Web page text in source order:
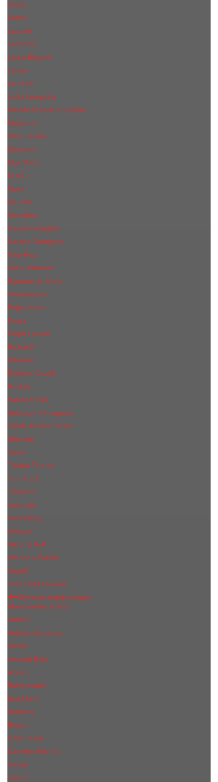
КиLian
Kenzo
Lacoste
Lancome
Laura Biagiotti
Lanvin
Lе Lab0
Lolita Lempicka
Maison Francis Kurkdjian
Madonna
Marc Jacobs
Mancera
Max Mara
M.А.C.
Mexx
Miu Miu
Mоsсhino
Naomi Campbell
Narciso Rodriguez
Nina Ricci
Paco Rabanne
Parfums de Marly
Penhaligon's
Pepe Jeans
Prada
Ralph Lauren
RicHarD
Rihanna
Roberto Cavalli
Rochas
Salvador Dali
Salvatore Ferragamo
Sarah Jessica Parker
Shiseido
Sisley
Tiziana Terenzi
Tom Ford
Trussardi
Valentino
Vera Wang
Versace
Viktor & Rolf
Victoria s Secret
Xerjoff
Yves Saint Laurent
Мужская парфюмерия
Abercrombie & Fitch
Annifen
Antonio Banderas
Armaf
Armand Basi
Azzaro
Baldessarini
Bond № 9
Burberry
Bvlgari
Calvin Klein
Carolina Herrera
Cartier
Cerruti